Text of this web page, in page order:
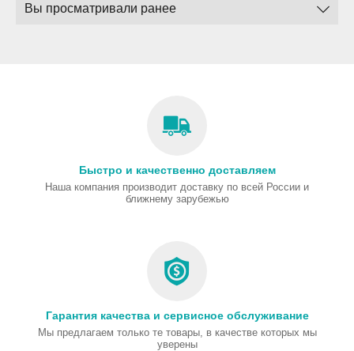
Вы просматривали ранее
Быстро и качественно доставляем
Наша компания производит доставку по всей России и
ближнему зарубежью
Гарантия качества и сервисное обслуживание
Мы предлагаем только те товары, в качестве которых мы
уверены